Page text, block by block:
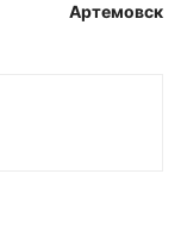
Артемовск